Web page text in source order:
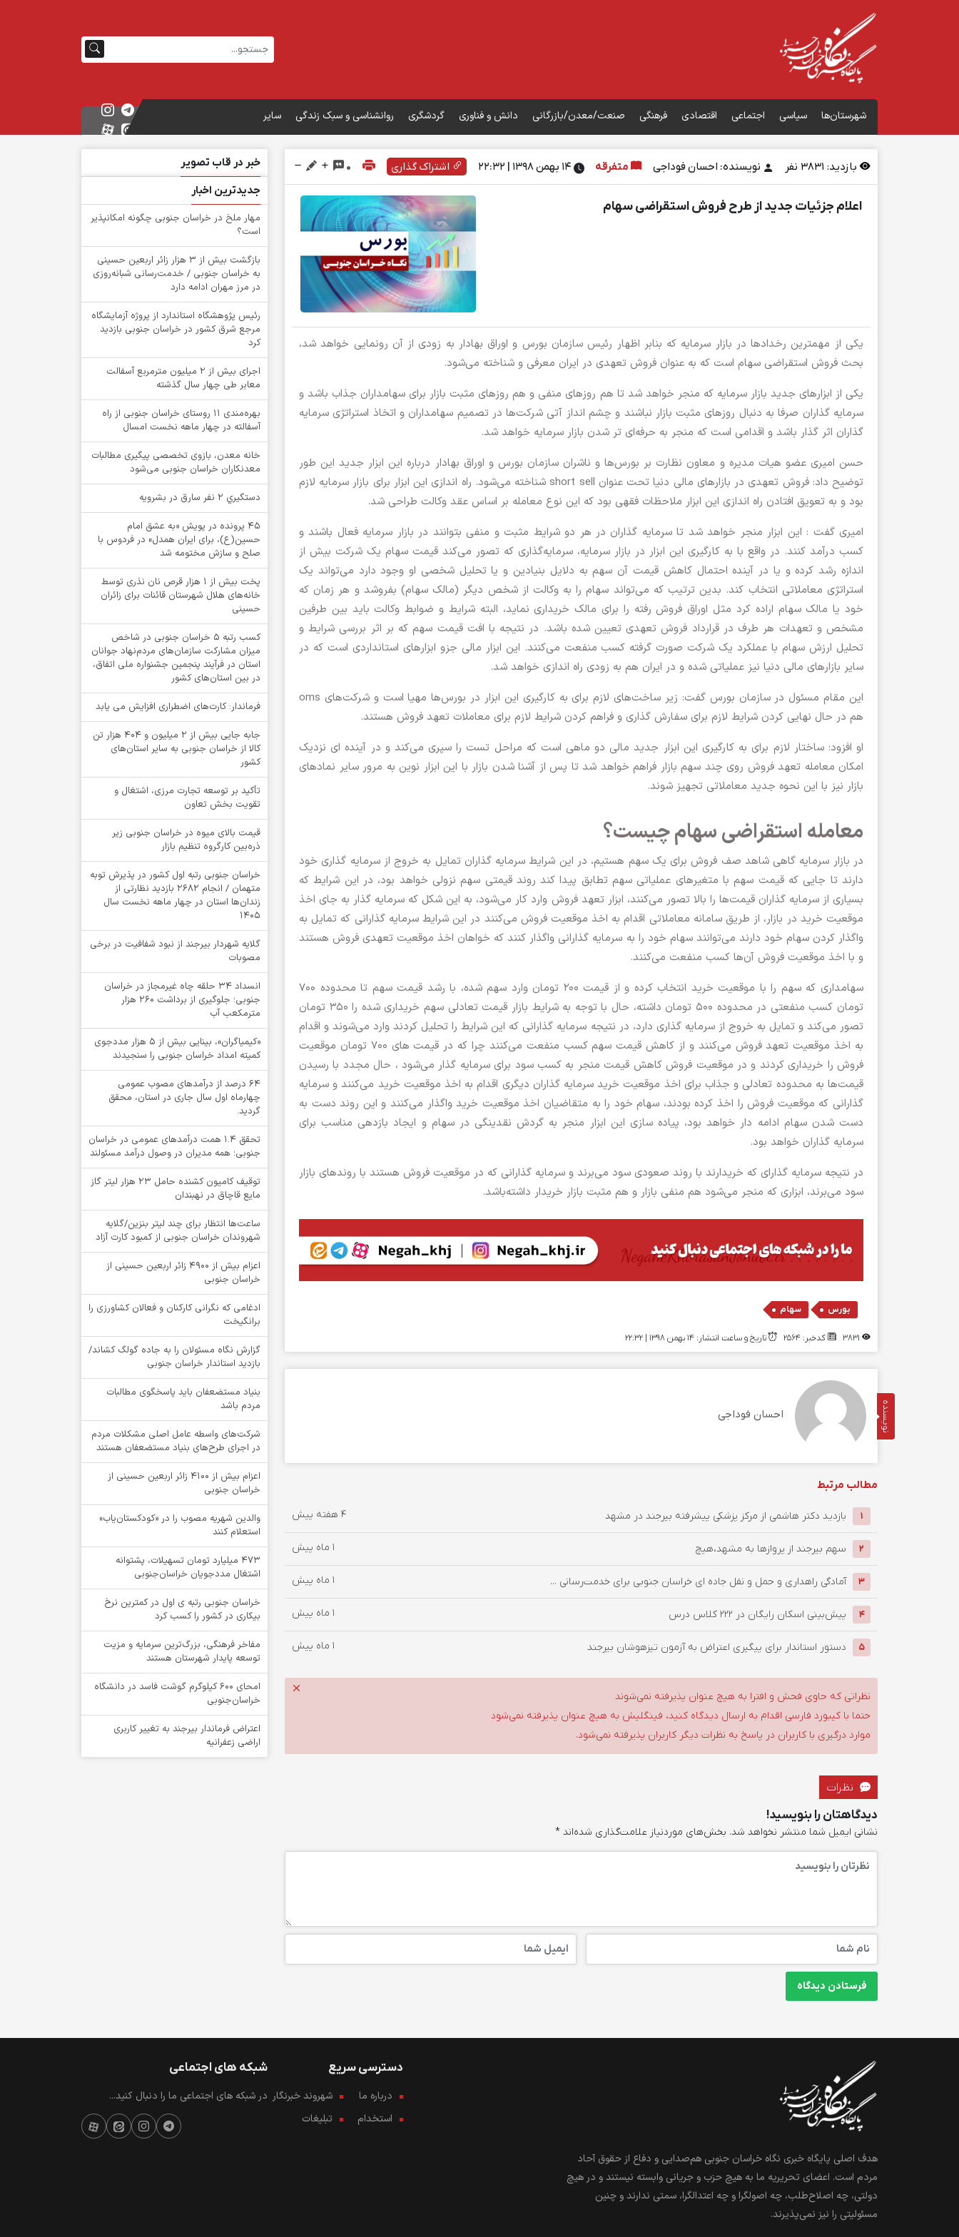
شهرستان‌ها سیاسی اجتماعی اقتصادی فرهنگی صنعت/معدن/بازرگانی دانش و فناوری گردشگری روانشناسی و سبک زندگی سایر
بازدید: نفر نویسنده: احسان فوداجی متفرقه اشتراک گذاری 0
اعلام جزئیات جدید از طرح فروش استقراضی سهام
یکی از مهمترین رخدادها در بازار سرمایه که بنابر اظهار رئیس سازمان بورس و اوراق بهادار به زودی از آن رونمایی خواهد شد،
بحث فروش استقراضی سهام است که به عنوان فروش تعهدی در ایران معرفی و شناخته می‌شود.
یکی از ابزارهای جدید بازار سرمایه که منجر خواهد شد تا هم روزهای منفی و هم روزهای مثبت بازار برای سهامداران جذاب باشد و
سرمایه گذاران صرفا به دنبال روزهای مثبت بازار نباشند و چشم انداز آتی شرکت‌ها در تصمیم سهامداران و اتخاذ استراتژی سرمایه
گذاران اثر گذار باشد و اقدامی است که منجر به حرفه‌ای تر شدن بازار سرمایه خواهد شد.
حسن امیری عضو هیات مدیره و معاون نظارت بر بورس‌ها و ناشران سازمان بورس و اوراق بهادار درباره این ابزار جدید این طور
توضیح داد: فروش تعهدی در بازارهای مالی دنیا تحت عنوان short sell شناخته می‌شود. راه اندازی این ابزار برای بازار سرمایه لازم
بود و به تعویق افتادن راه اندازی این ابزار ملاحظات فقهی بود که این نوع معامله بر اساس عقد وکالت طراحی شد.
امیری گفت : این ابزار منجر خواهد شد تا سرمایه گذاران در هر دو شرایط مثبت و منفی بتوانند در بازار سرمایه فعال باشند و
کسب درآمد کنند. در واقع با به کارگیری این ابزار در بازار سرمایه، سرمایه‌گذاری که تصور می‌کند قیمت سهام یک شرکت بیش از
اندازه رشد کرده و یا در آینده احتمال کاهش قیمت آن سهم به دلایل بنیادین و یا تحلیل شخصی او وجود دارد می‌تواند یک
استراتژی معاملاتی انتخاب کند. بدین ترتیب که می‌تواند سهام را به وکالت از شخص دیگر (مالک سهام) بفروشد و هر زمان که
خود یا مالک سهام اراده کرد مثل اوراق فروش رفته را برای مالک خریداری نماید، البته شرایط و ضوابط وکالت باید بین طرفین
مشخص و تعهدات هر طرف در قرارداد فروش تعهدی تعیین شده باشد. در نتیجه با افت قیمت سهم که بر اثر بررسی شرایط و
تحلیل ارزش سهام با عملکرد یک شرکت صورت گرفته کسب منفعت می‌کنند. این ابزار مالی جزو ابزارهای استانداردی است که در
سایر بازارهای مالی دنیا نیز عملیاتی شده و در ایران هم به زودی راه اندازی خواهد شد.
این مقام مسئول در سازمان بورس گفت: زیر ساخت‌های لازم برای به کارگیری این ابزار در بورس‌ها مهیا است و شرکت‌های oms
هم در حال نهایی کردن شرایط لازم برای سفارش گذاری و فراهم کردن شرایط لازم برای معاملات تعهد فروش هستند.
او افزود: ساختار لازم برای به کارگیری این ابزار جدید مالی دو ماهی است که مراحل تست را سپری می‌کند و در آینده ای نزدیک
امکان معامله تعهد فروش روی چند سهم بازار فراهم خواهد شد تا پس از آشنا شدن بازار با این ابزار نوین به مرور سایر نمادهای
بازار نیز با این نحوه جدید معاملاتی تجهیز شوند.
معامله استقراضی سهام چیست؟
در بازار سرمایه گاهی شاهد صف فروش برای یک سهم هستیم، در این شرایط سرمایه گذاران تمایل به خروج از سرمایه گذاری خود
دارند تا جایی که قیمت سهم با متغیرهای عملیاتی سهم تطابق پیدا کند روند قیمتی سهم نزولی خواهد بود، در این شرایط که
بسیاری از سرمایه گذاران قیمت‌ها را بالا تصور می‌کنند، ابزار تعهد فروش وارد کار می‌شود، به این شکل که سرمایه گذار به جای اخذ
موقعیت خرید در بازار، از طریق سامانه معاملاتی اقدام به اخذ موقعیت فروش می‌کنند در این شرایط سرمایه گذارانی که تمایل به
واگذار کردن سهام خود دارند می‌توانند سهام خود را به سرمایه گذارانی واگذار کنند که خواهان اخذ موقعیت تعهدی فروش هستند
و با اخذ موقعیت فروش آن‌ها کسب منفعت می‌کنند.
سهامداری که سهم را با موقعیت خرید انتخاب کرده و از قیمت ۲۰۰ تومان وارد سهم شده، با رشد قیمت سهم تا محدوده ۷۰۰
تومان کسب منفعتی در محدوده ۵۰۰ تومان داشته، حال با توجه به شرایط بازار قیمت تعادلی سهم خریداری شده را ۳۵۰ تومان
تصور می‌کند و تمایل به خروج از سرمایه گذاری دارد، در نتیجه سرمایه گذارانی که این شرایط را تحلیل کردند وارد می‌شوند و اقدام
به اخذ موقعیت تعهد فروش می‌کنند و از کاهش قیمت سهم کسب منفعت می‌کنند چرا که در قیمت های ۷۰۰ تومان موقعیت
فروش را خریداری کردند و در موقعیت فروش کاهش قیمت منجر به کسب سود برای سرمایه گذار می‌شود ، حال مجدد با رسیدن
قیمت‌ها به محدوده تعادلی و جذاب برای اخذ موقعیت خرید سرمایه گذاران دیگری اقدام به اخذ موقعیت خرید می‌کنند و سرمایه
گذارانی که موقعیت فروش را اخذ کرده بودند، سهام خود را به متقاضیان اخذ موقعیت خرید واگذار می‌کنند و این روند دست به
دست شدن سهام ادامه دار خواهد بود، پیاده سازی این ابزار منجر به گردش نقدینگی در سهام و ایجاد بازدهی مناسب برای
سرمایه گذاران خواهد بود.
در نتیجه سرمایه گذارای که خریدارند با روند صعودی سود می‌برند و سرمایه گذارانی که در موقعیت فروش هستند با روندهای بازار
سود می‌برند، ابزاری که منجر می‌شود هم منفی بازار و هم مثبت بازار خریدار داشته‌باشد.
بورس , سهام
کدخبر: 2564 تاریخ و ساعت انتشار: ۱۴ بهمن ۱۳۹۸ | 22:32
نویسنده احسان فوداجی
مطالب مرتبط
1 بازدید دکتر هاشمی از مرکز پزشکی پیشرفته بیرجند در مشهد 4 هفته پیش
2 سهم بیرجند از پروازها به مشهد،هیچ 1 ماه پیش
3 آمادگی راهداری و حمل و نقل جاده ای خراسان جنوبی برای خدمت‌رسانی ... 1 ماه پیش
4 پیش‌بینی اسکان رایگان در ۲۲۲ کلاس درس 1 ماه پیش
5 دستور استاندار برای پیگیری اعتراض به آزمون تیزهوشان بیرجند 1 ماه پیش
نظراتی که حاوی فحش و افترا به هیچ عنوان پذیرفته نمی‌شوند
حتما با کیبورد فارسی اقدام به ارسال دیدگاه کنید، فینگلیش به هیچ عنوان پذیرفته نمی‌شود
موارد درگیری با کاربران در پاسخ به نظرات دیگر کاربران پذیرفته نمی‌شود.
نظرات
دیدگاهتان را بنویسید!
نشانی ایمیل شما منتشر نخواهد شد. بخش‌های موردنیاز علامت‌گذاری شده‌اند *
خبر در قاب تصویر
جدیدترین اخبار
‌مهار ملخ در خراسان جنوبی چگونه امکانپذیر
است؟
بازگشت بیش از ۳ هزار زائر اربعین حسینی
به خراسان جنوبی / خدمت‌رسانی شبانه‌روزی
در مرز مهران ادامه دارد
رئیس پژوهشگاه استاندارد از پروژه آزمایشگاه
مرجع شرق کشور در خراسان جنوبی بازدید
کرد
اجرای بیش از ۲ میلیون مترمربع آسفالت
معابر طی چهار سال گذشته
بهره‌مندی ۱۱ روستای خراسان جنوبی از راه
آسفالته در چهار ماهه نخست امسال
خانه معدن، بازوی تخصصی پیگیری مطالبات
معدنکاران خراسان جنوبی می‌شود
دستگيري 2 نفر سارق در بشرويه
۴۵ پرونده در پویش «به عشق امام
حسین(ع)، برای ایران همدل» در فردوس با
صلح و سازش مختومه شد
پخت بیش از 1 هزار قرص نان نذری توسط
خانه‌های هلال شهرستان قائنات برای زائران
حسینی
کسب رتبه ۵ خراسان جنوبی در شاخص
میزان مشارکت سازمان‌های مردم‌نهاد جوانان
استان در فرآیند پنجمین جشنواره ملی اتفاق،
در بین استان‌های کشور
فرماندار: کارت‌های اضطراری افزایش می یابد
جابه جایی بیش از 2 میلیون و 404 هزار تن
کالا از خراسان جنوبی به سایر استان‌های
کشور
تأکید بر توسعه تجارت مرزی، اشتغال و
تقویت بخش تعاون
قیمت بالای میوه در خراسان جنوبی زیر
ذره‌بین کارگروه تنظیم بازار
خراسان جنوبی رتبه اول کشور در پذیرش توبه
متهمان / انجام ۲۶۸۲ بازدید نظارتی از
زندان‌ها استان در چهار ماهه نخست سال
1405
گلایه شهردار بیرجند از نبود شفافیت در برخی
مصوبات
انسداد ۳۴ حلقه چاه غیرمجاز در خراسان
جنوبی؛ جلوگیری از برداشت ۲۶۰ هزار
مترمکعب آب
«کیمیاگران»، بینایی بیش از ۵ هزار مددجوی
کمیته امداد خراسان جنوبی را سنجیدند
64 درصد از درآمدهای مصوب عمومی
چهارماه اول سال جاری در استان، محقق
گردید.
تحقق ۱.۴ همت درآمدهای عمومی در خراسان
جنوبی؛ همه مدیران در وصول درآمد مسئولند
توقيف کامیون کشنده حامل 23 هزار لیتر گاز
مایع قاچاق در نهبندان
ساعت‌ها انتظار برای چند لیتر بنزین/گلایه
شهروندان خراسان جنوبی از کمبود کارت آزاد
اعزام بیش از 4900 زائر اربعین حسینی از
خراسان جنوبی
ادغامی که نگرانی کارکنان و فعالان کشاورزی را
برانگیخت
گزارش نگاه مسئولان را به جاده گولگ کشاند/
بازدید استاندار خراسان جنوبی
بنیاد مستضعفان باید پاسخگوی مطالبات
مردم باشد
شرکت‌های واسطه عامل اصلی مشکلات مردم
در اجرای طرح‌های بنیاد مستضعفان هستند
اعزام بیش از 4100 زائر اربعین حسینی از
خراسان جنوبی
والدین شهریه مصوب را در «کودکستان‌یاب»
استعلام کنند
۴۷۳ میلیارد تومان تسهیلات، پشتوانه
اشتغال مددجویان خراسان‌جنوبی
خراسان جنوبی رتبه ی اول در کمترین نرخ
بیکاری در کشور را کسب کرد
مفاخر فرهنگی، بزرگ‌ترین سرمایه و مزیت
توسعه پایدار شهرستان هستند
امحای ۶۰۰ کیلوگرم گوشت فاسد در دانشگاه
خراسان‌جنوبی
اعتراض فرماندار بیرجند به تغییر کاربری
اراضی زعفرانیه
هدف اصلی پایگاه خبری نگاه خراسان جنوبی هم‌صدایی و دفاع از حقوق آحاد
مردم است. اعضای تحریریه ما به هیچ حزب و جریانی وابسته نیستند و در هیچ
دولتی، چه اصلاح‌طلب، چه اصولگرا و چه اعتدالگرا، سمتی ندارند و چنین
مسئولیتی را نیز نمی‌پذیرند.
دسترسی سریع
درباره ما
شهروند خبرنگار
استخدام
تبلیغات
شبکه های اجتماعی
در شبکه های اجتماعی ما را دنبال کنید...